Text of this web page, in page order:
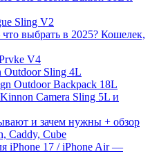
Sling V2
выбрать в 2025? Кошелек,
V4
Outdoor Sling 4L
Outdoor Backpack 18L
Camera Sling 5L и
и зачем нужны + обзор
Caddy, Cube
iPhone 17 / iPhone Air —